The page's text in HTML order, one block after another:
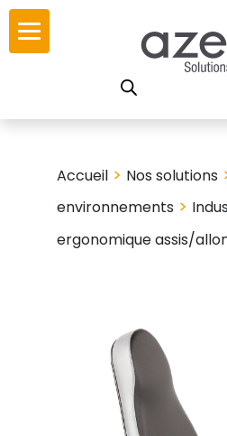
Skip
content
par famille
solutions...
Accueil > Nos solutions
environnements >
ergonomique assis/